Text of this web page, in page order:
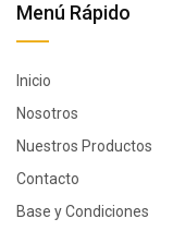
Menú Rápido
Inicio
Nosotros
Nuestros Productos
Contacto
Base y Condiciones